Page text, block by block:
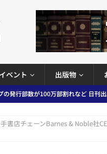
イベント 出版物
日刊出版ニュースまとめ 2026.08.06
ュースまとめ
書店チェーンBarnes & Noble社